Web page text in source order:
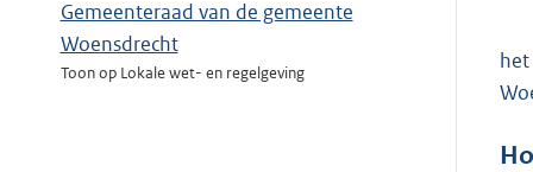
Gemeenteraad van de gemeente
Woensdrecht
Toon op Lokale wet- en regelgeving